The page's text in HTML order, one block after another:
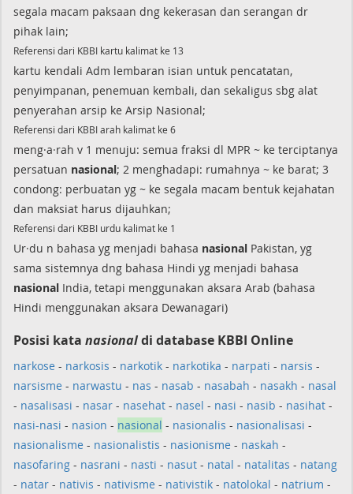
segala macam paksaan dng kekerasan dan serangan dr
pihak lain;
Referensi dari KBBI kartu kalimat ke 13
kartu kendali Adm lembaran isian untuk pencatatan,
penyimpanan, penemuan kembali, dan sekaligus sbg alat
penyerahan arsip ke Arsip Nasional;
Referensi dari KBBI arah kalimat ke 6
meng·a·rah v 1 menuju: semua fraksi dl MPR ~ ke terciptanya
persatuan nasional; 2 menghadapi: rumahnya ~ ke barat; 3
condong: perbuatan yg ~ ke segala macam bentuk kejahatan
dan maksiat harus dijauhkan;
Referensi dari KBBI urdu kalimat ke 1
Ur·du n bahasa yg menjadi bahasa nasional Pakistan, yg
sama sistemnya dng bahasa Hindi yg menjadi bahasa
nasional India, tetapi menggunakan aksara Arab (bahasa
Hindi menggunakan aksara Dewanagari)
Posisi kata nasionaldi database KBBI Online
narkose - narkosis - narkotik - narkotika - narpati - narsis -
narsisme - narwastu - nas - nasab - nasabah - nasakh - nasal
- nasalisasi - nasar - nasehat - nasel - nasi - nasib - nasihat -
nasi-nasi - nasion - nasional - nasionalis - nasionalisasi -
nasionalisme - nasionalistis - nasionisme - naskah -
nasofaring - nasrani - nasti - nasut - natal - natalitas - natang
- natar - nativis - nativisme - nativistik - natolokal - natrium -